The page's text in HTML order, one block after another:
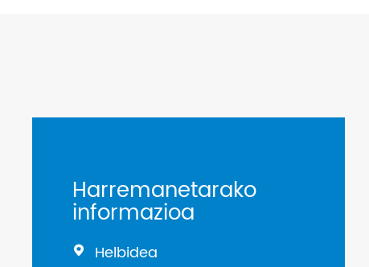
Harremanetarako
informazioa
 Helbidea